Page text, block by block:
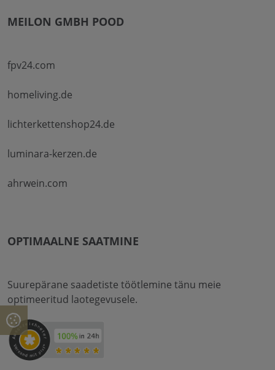
MEILON GMBH POOD
fpv24.com
homeliving.de
lichterkettenshop24.de
luminara-kerzen.de
ahrwein.com
OPTIMAALNE SAATMINE
Suurepärane saadetiste töötlemine tänu meie
optimeeritud laotegevusele.